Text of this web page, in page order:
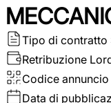
Tipo di contratto
Retribuzione
Codice annuncio
Data di